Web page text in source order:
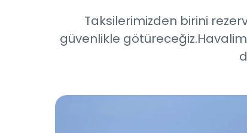
Taksilerimizden birini
güvenlikle